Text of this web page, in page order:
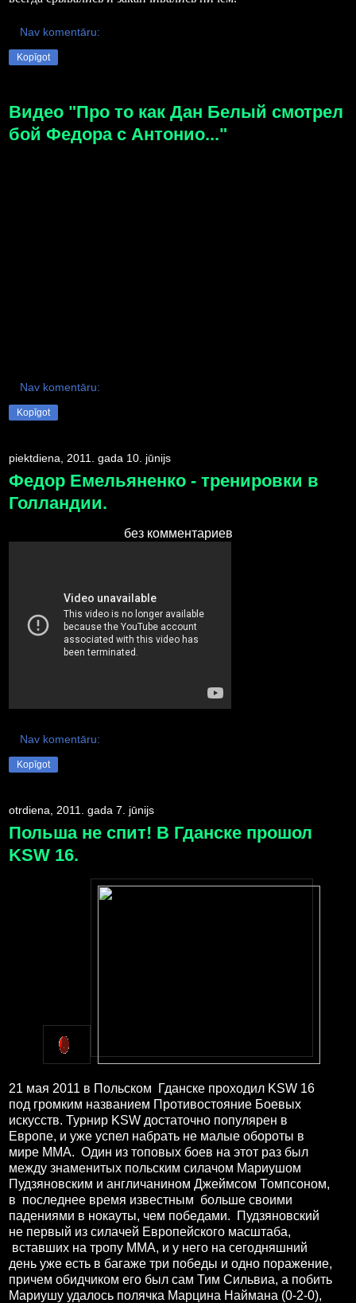
Nav komentāru:
Kopīgot
Видео "Про то как Дан Белый смотрел
бой Федора с Антонио..."
Nav komentāru:
Kopīgot
piektdiena, 2011. gada 10. jūnijs
Федор Емельяненко - тренировки в
Голландии.
без комментариев
Nav komentāru:
Kopīgot
otrdiena, 2011. gada 7. jūnijs
Польша не спит! В Гданске прошол
KSW 16.
21 мая 2011 в Польском Гданске проходил KSW 16
под громким названием Противостояние Боевых
искусств. Турнир KSW достаточно популярен в
Европе, и уже успел набрать не малые обороты в
мире ММА. Один из топовых боев на этот раз был
между знаменитых польским силачом Мариушом
Пудзяновским и англичанином Джеймсом Томпсоном,
в последнее время известным больше своими
падениями в нокауты, чем победами. Пудзяновский
не первый из силачей Европейского масштаба,
вставших на тропу ММА, и у него на сегодняшний
день уже есть в багаже три победы и одно поражение,
причем обидчиком его был сам Тим Сильвиа, а побить
Мариушу удалось полячка Марцина Наймана (0-2-0),